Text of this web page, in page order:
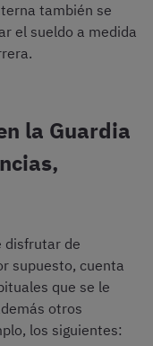
también se
el sueldo a medida
la Guardia
disfrutar de
supuesto, cuenta
que se le
otros
los siguientes: